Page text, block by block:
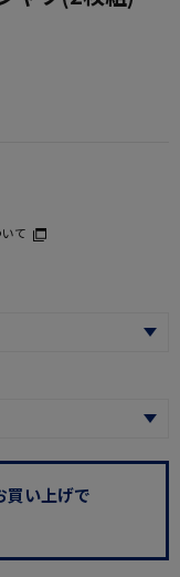
て
い上げで